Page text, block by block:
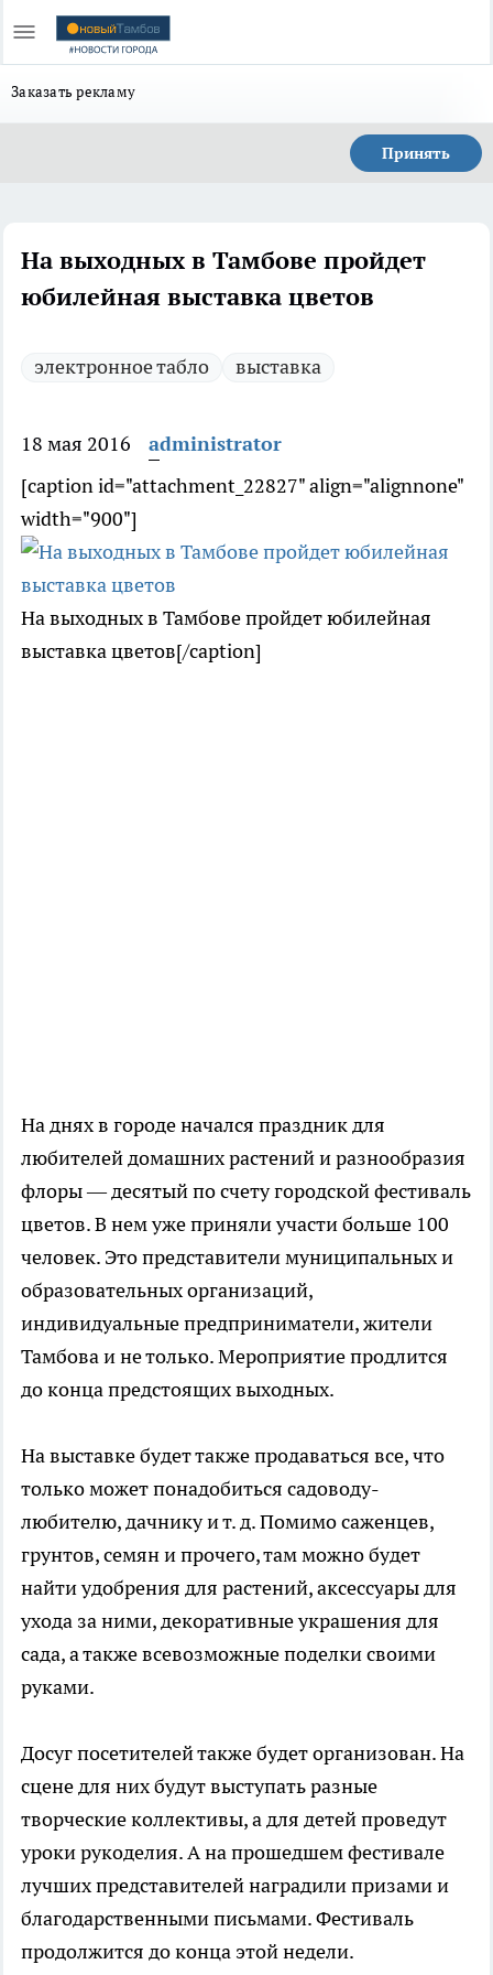
Заказать рекламу
Принять
На выходных в Тамбове пройдет
юбилейная выставка цветов
электронное табло выставка
18 мая 2016
administrator
[caption id="attachment_22827" align="alignnone"
width="900"]
На выходных в Тамбове пройдет юбилейная
выставка цветов[/caption]
На днях в городе начался праздник для
любителей домашних растений и разнообразия
флоры — десятый по счету городской фестиваль
цветов. В нем уже приняли участи больше 100
человек. Это представители муниципальных и
образовательных организаций,
индивидуальные предприниматели, жители
Тамбова и не только. Мероприятие продлится
до конца предстоящих выходных.
На выставке будет также продаваться все, что
только может понадобиться садоводу-
любителю, дачнику и т. д. Помимо саженцев,
грунтов, семян и прочего, там можно будет
найти удобрения для растений, аксессуары для
ухода за ними, декоративные украшения для
сада, а также всевозможные поделки своими
руками.
Досуг посетителей также будет организован. На
сцене для них будут выступать разные
творческие коллективы, а для детей проведут
уроки рукоделия. А на прошедшем фестивале
лучших представителей наградили призами и
благодарственными письмами. Фестиваль
продолжится до конца этой недели.